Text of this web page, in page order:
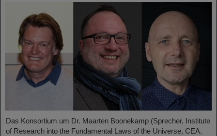
Das Konsortium um Dr. Maarten Boonekamp (Sprecher, Institute
of Research into the Fundamental Laws of the Universe, CEA,